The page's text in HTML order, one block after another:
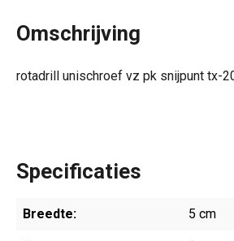
Omschrijving
rotadrill unischroef vz pk snijpunt tx-
Specificaties
Breedte: 5 cm